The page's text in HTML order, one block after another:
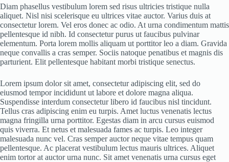
Diam phasellus vestibulum lorem sed risus ultricies tristique nulla
aliquet. Nisl nisi scelerisque eu ultrices vitae auctor. Varius duis at
consectetur lorem. Vel eros donec ac odio. At urna condimentum mattis
pellentesque id nibh. Id consectetur purus ut faucibus pulvinar
elementum. Porta lorem mollis aliquam ut porttitor leo a diam. Gravida
neque convallis a cras semper. Sociis natoque penatibus et magnis dis
parturient. Elit pellentesque habitant morbi tristique senectus.
Lorem ipsum dolor sit amet, consectetur adipiscing elit, sed do
eiusmod tempor incididunt ut labore et dolore magna aliqua.
Suspendisse interdum consectetur libero id faucibus nisl tincidunt.
Tellus cras adipiscing enim eu turpis. Amet luctus venenatis lectus
magna fringilla urna porttitor. Egestas diam in arcu cursus euismod
quis viverra. Et netus et malesuada fames ac turpis. Leo integer
malesuada nunc vel. Cras semper auctor neque vitae tempus quam
pellentesque. Ac placerat vestibulum lectus mauris ultrices. Aliquet
enim tortor at auctor urna nunc. Sit amet venenatis urna cursus eget